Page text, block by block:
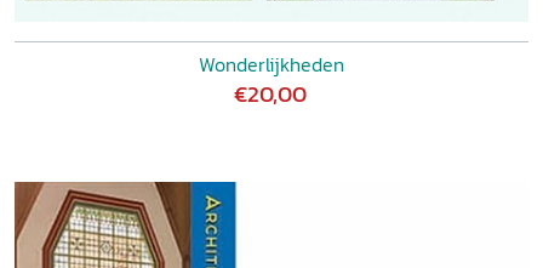
Wonderlijkheden
€20,00